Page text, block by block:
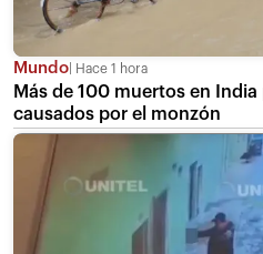
Mundo Hace 1 hora
Más de 100 muertos en
causados por el monzón